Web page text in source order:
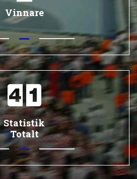
Vinnare
Statistik
Totalt